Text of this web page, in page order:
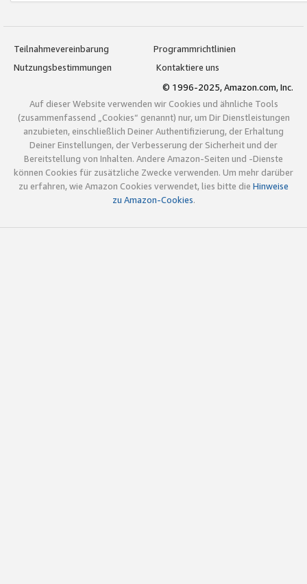
Teilnahmevereinbarung
Programmrichtlinien
Nutzungsbestimmungen
Kontaktiere uns
© 1996-2025, Amazon.com, Inc.
Auf dieser Website verwenden wir Cookies und ähnliche Tools
(zusammenfassend „Cookies“ genannt) nur, um Dir Dienstleistungen
anzubieten, einschließlich Deiner Authentifizierung, der Erhaltung
Deiner Einstellungen, der Verbesserung der Sicherheit und der
Bereitstellung von Inhalten. Andere Amazon-Seiten und -Dienste
können Cookies für zusätzliche Zwecke verwenden. Um mehr darüber
zu erfahren, wie Amazon Cookies verwendet, lies bitte die Hinweise
zu Amazon-Cookies.